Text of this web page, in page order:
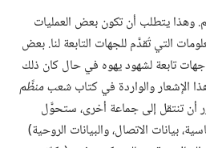
وهذا يتطلب أن تكون بعض العمليات
التي تُقدَّم للجهات التابعة لنا.‏ بعض
تابعة لشهود يهوه في حال كان ذلك
الإشعار والواردة في كتابشعب منظَّم
أن تنتقل إلى جماعة أخرى،‏ ستحوَّل
بيانات الاتصال،‏ والبيانات الروحية)‏